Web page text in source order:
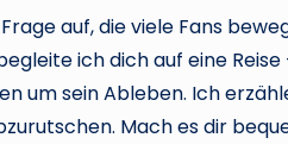
auf, die viele Fans
ich dich auf eine
um sein Ableben. Ich
Mach es dir